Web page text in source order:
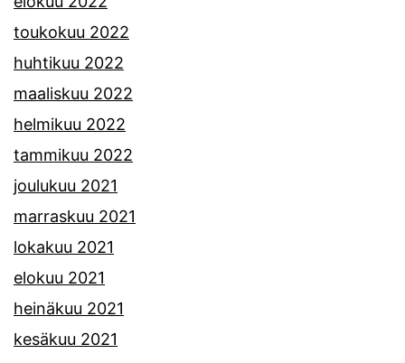
toukokuu 2022
huhtikuu 2022
maaliskuu 2022
helmikuu 2022
tammikuu 2022
joulukuu 2021
marraskuu 2021
lokakuu 2021
elokuu 2021
heinäkuu 2021
kesäkuu 2021